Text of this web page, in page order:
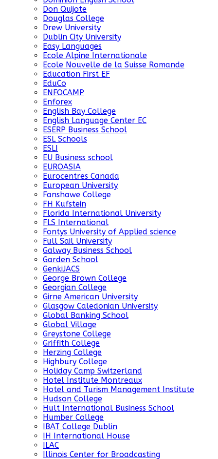
Don Quijote
Douglas College
Drew University
Dublin City University
Easy Languages
Ecole Alpine Internationale
Ecole Nouvelle de la Suisse Romande
Education First EF
EduCo
ENFOCAMP
Enforex
English Bay College
English Language Center EC
ESERP Business School
ESL Schools
ESLI
EU Business school
EUROASIA
Eurocentres Canada
European University
Fanshawe College
FH Kufstein
Florida International University
FLS International
Fontys University of Applied science
Full Sail University
Galway Business School
Garden School
GenkiJACS
George Brown College
Georgian College
Girne American University
Glasgow Caledonian University
Global Banking School
Global Village
Greystone College
Griffith College
Herzing College
Highbury College
Holiday Camp Switzerland
Hotel Institute Montreaux
Hotel and Turism Management Institute
Hudson College
Hult International Business School
Humber College
IBAT College Dublin
IH International House
ILAC
Illinois Center for Broadcasting